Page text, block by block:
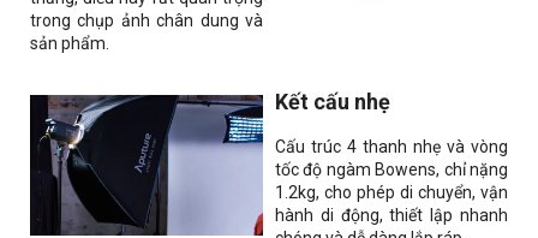
trong chụp ảnh chân dung và
sản phẩm.
Kết cấu nhẹ
Cấu trúc 4 thanh nhẹ và vòng
tốc độ ngàm Bowens, chỉ nặng
1.2kg, cho phép di chuyển, vận
hành di động, thiết lập nhanh